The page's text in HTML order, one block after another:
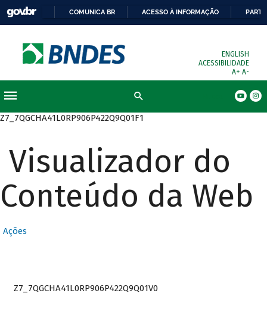
COMUNICA BR ACESSO À INFORMAÇÃO
ENGLISH
ACESSIBILIDADE
A+ A-
Z7_7QGCHA41L0RP906P422Q9Q01F1
Visualizador do
Conteúdo da Web
Ações
Z7_7QGCHA41L0RP906P422Q9Q01V0